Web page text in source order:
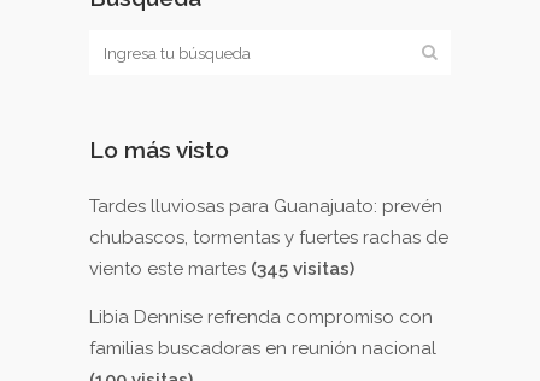
Lo más visto
Tardes lluviosas para Guanajuato: prevén
chubascos, tormentas y fuertes rachas de
viento este martes (345 visitas)
Libia Dennise refrenda compromiso con
familias buscadoras en reunión nacional